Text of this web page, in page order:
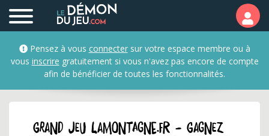
Pensez à vous connectersur votre espace membre ou à
vous inscrire gratuitement si vous n'avez pas encore de compte
afin de bénéficier de toutes les fonctionnalités.
GRAND JEU lamontagne.fr - Gagnez